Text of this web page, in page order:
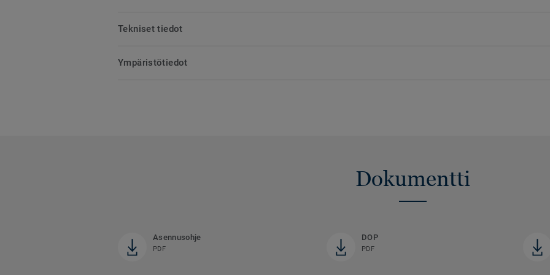
Tekniset tiedot
Ympäristötiedot
Dokumentti
Asennusohje
PDF
DOP
PDF